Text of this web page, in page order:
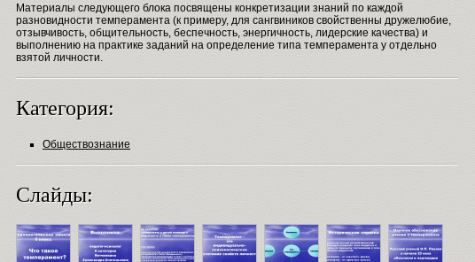
Материалы следующего блока посвящены конкретизации знаний по каждой
разновидности темперамента (к примеру, для сангвиников свойственны дружелюбие,
отзывчивость, общительность, беспечность, энергичность, лидерские качества) и
выполнению на практике заданий на определение типа темперамента у отдельно
взятой личности.
Категория:
Обществознание
Слайды: